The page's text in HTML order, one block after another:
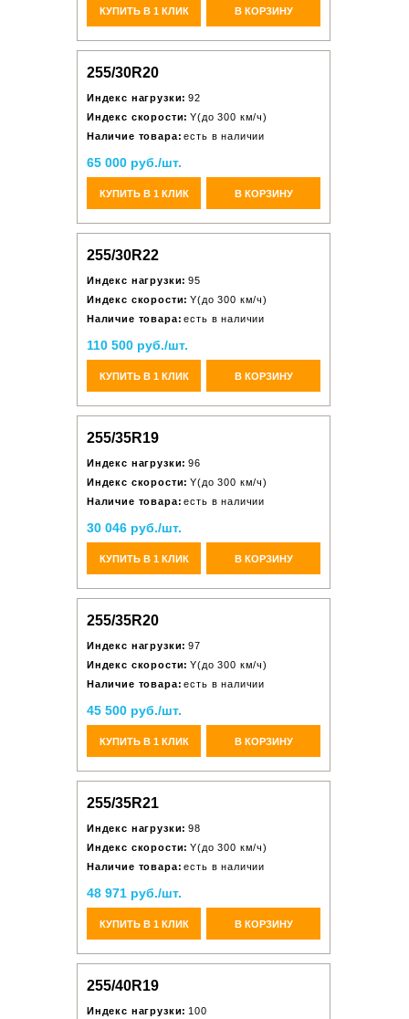
КУПИТЬ В 1 КЛИК В КОРЗИНУ
255/30R20
Индекс нагрузки: 92
Индекс скорости: Y(до 300 км/ч)
Наличие товара: есть в наличии
65 000 руб./шт.
КУПИТЬ В 1 КЛИК В КОРЗИНУ
255/30R22
Индекс нагрузки: 95
Индекс скорости: Y(до 300 км/ч)
Наличие товара: есть в наличии
110 500 руб./шт.
КУПИТЬ В 1 КЛИК В КОРЗИНУ
255/35R19
Индекс нагрузки: 96
Индекс скорости: Y(до 300 км/ч)
Наличие товара: есть в наличии
30 046 руб./шт.
КУПИТЬ В 1 КЛИК В КОРЗИНУ
255/35R20
Индекс нагрузки: 97
Индекс скорости: Y(до 300 км/ч)
Наличие товара: есть в наличии
45 500 руб./шт.
КУПИТЬ В 1 КЛИК В КОРЗИНУ
255/35R21
Индекс нагрузки: 98
Индекс скорости: Y(до 300 км/ч)
Наличие товара: есть в наличии
48 971 руб./шт.
КУПИТЬ В 1 КЛИК В КОРЗИНУ
255/40R19
Индекс нагрузки: 100